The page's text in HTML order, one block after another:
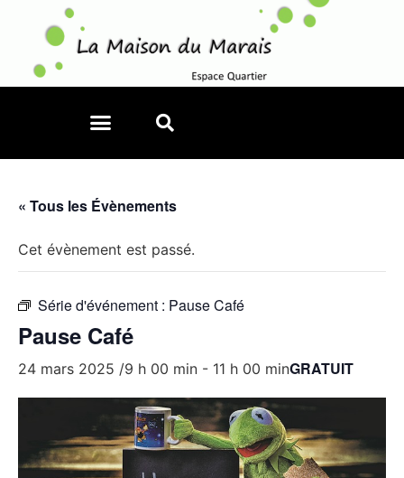
« Tous les Évènements
Cet évènement est passé.
Série d'événement : Pause Café
Pause Café
24 mars 2025 /9 h 00 min - 11 h 00 minGRATUIT